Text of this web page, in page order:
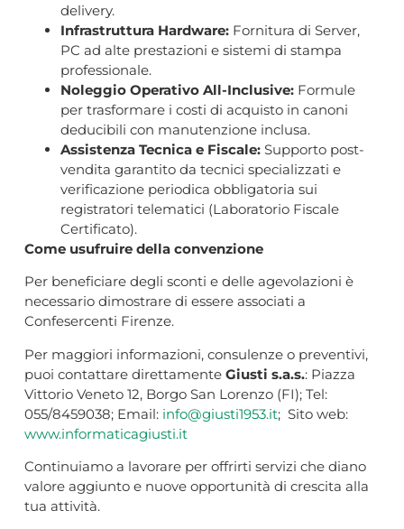
delivery.
Infrastruttura Hardware:Fornitura di Server,
PC ad alte prestazioni e sistemi di stampa
professionale.
Noleggio Operativo All-Inclusive:Formule
per trasformare i costi di acquisto in canoni
deducibili con manutenzione inclusa.
Assistenza Tecnica e Fiscale:Supporto post-
vendita garantito da tecnici specializzati e
verificazione periodica obbligatoria sui
registratori telematici (Laboratorio Fiscale
Certificato).
Come usufruire della convenzione
Per beneficiare degli sconti e delle agevolazioni è
necessario dimostrare di essere associati a
Confesercenti Firenze.
Per maggiori informazioni, consulenze o preventivi,
puoi contattare direttamente Giusti s.a.s.: Piazza
Vittorio Veneto 12, Borgo San Lorenzo (FI); Tel:
055/8459038; Email: info@giusti1953.it; Sito web:
www.informaticagiusti.it
Continuiamo a lavorare per offrirti servizi che diano
valore aggiunto e nuove opportunità di crescita alla
tua attività.